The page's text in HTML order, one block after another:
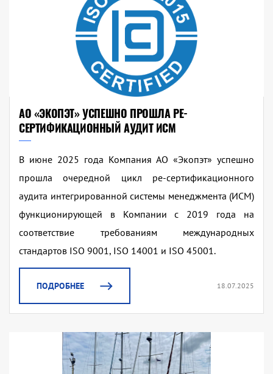
АО «ЭКОПЭТ» УСПЕШНО ПРОШЛА РЕ-
СЕРТИФИКАЦИОННЫЙ АУДИТ ИСМ
В июне 2025 года Компания АО «Экопэт» успешно
прошла очередной цикл ре-сертификационного
аудита интегрированной системы менеджмента (ИСМ)
функционирующей в Компании с 2019 года на
соответствие требованиям международных
стандартов ISO 9001, ISO 14001 и ISO 45001.
ПОДРОБНЕЕ 18.07.2025